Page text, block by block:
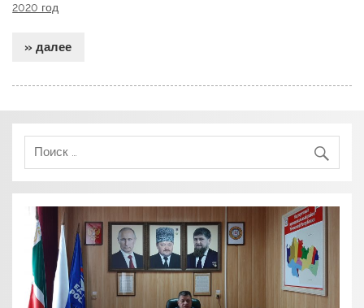
2020 год
» далее